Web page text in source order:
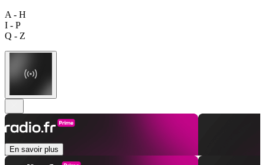
A - H
I - P
Q - Z
En savoir plus